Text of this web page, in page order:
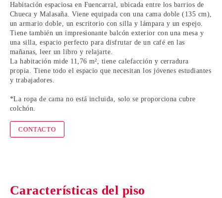
Habitación espaciosa en Fuencarral , ubicada entre los barrios de
Chueca y Malasaña . Viene equipada con una cama doble (135 cm),
un armario doble, un escritorio con silla y lámpara y un espejo.
Tiene también un impresionante balcón exterior con una mesa y
una silla, espacio perfecto para disfrutar de un café en las
mañanas, leer un libro y relajarte.
La habitación mide 11,76 m², tiene calefacción y cerradura
propia. Tiene todo el espacio que necesitan losjóvenes estudiantes
y trabajadores
*La ropa de cama no está incluida, solo se proporciona cubre
colchón.
CONTACTO
Características del piso